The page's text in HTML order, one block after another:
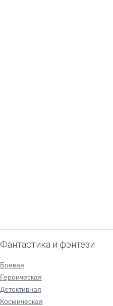
Фантастика и фэнтези
Боевая
Героическая
Детективная
Космическая